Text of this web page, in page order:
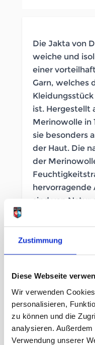
Zustimmung
Diese Webseite
Wir verwenden
personalisieren,
zu können und die
analysieren.
Verwendung unserer
Die Jakta von
weiche und
einer
Garn, welches
ist. Hergestellt
Merinowolle in
sie besonders
der Haut. Die
der
sind von Natur
Sie ist etwas
Schwester
wiederum
einheitlicheren
geschaffen für
auch für den
SOFORT
Artikelnummer